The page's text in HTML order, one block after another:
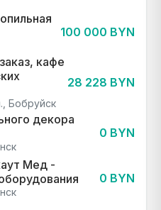
100 000 BYN
кафе
Бобруйск
28 228 BYN
декора
0 BYN
Мед -
0 BYN